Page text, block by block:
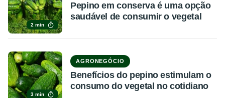
2 min
Pepino em conserva é uma opção
saudável de consumir o vegetal
3 min
AGRONEGÓCIO
Benefícios do pepino estimulam o
consumo do vegetal no cotidiano